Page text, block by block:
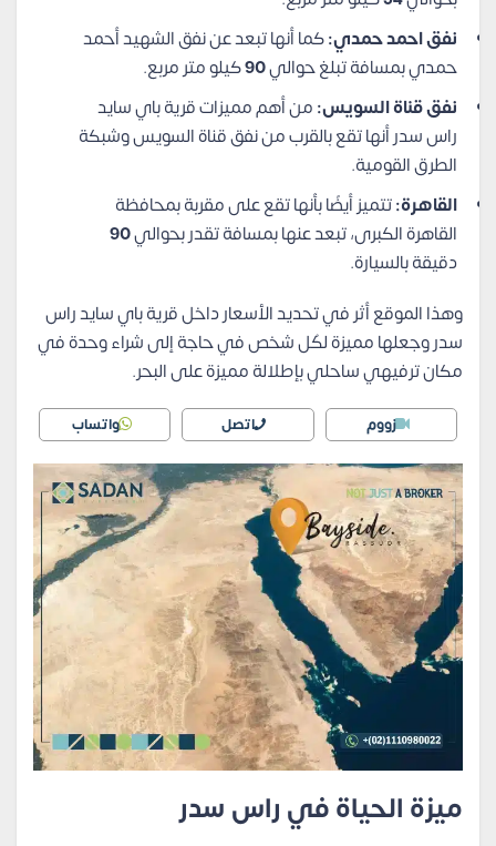
نفق احمد حمدي:كما أنها تبعد عن نفق الشهيد أحمد
حمدي بمسافة تبلغ حوالي90كيلو متر مربع.
نفق قناة السويس:من أهم مميزات قرية باي سايد
راس سدر أنها تقع بالقرب من نفق قناة السويس وشبكة
الطرق القومية.
القاهرة:تتميز أيضًا بأنها تقع على مقربة بمحافظة
القاهرة الكبرى، تبعد عنها بمسافة تقدر بحوالي90
دقيقة بالسيارة.
وهذا الموقع أثر في تحديد الأسعار داخل قرية باي سايد راس
سدر وجعلها مميزة لكُل شخص في حاجة إلى شراء وحدة في
مكان ترفيهي ساحلي بإطلالة مميزة على البحر.
زووم اتصل واتساب
ميزة الحياة في راس سدر